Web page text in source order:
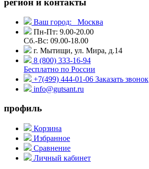
Ваш город:
Москва
Пн-Пт: 9.00-20.00
Сб.-Вс: 09.00-18.00
г. Мытищи, ул. Мира, д.14
8 (800) 333-16-94
Бесплатно по России
+7(499) 444-01-06 Заказать звонок
info@gutsant.ru
профиль
Корзина
Избранное
Сравнение
Личный кабинет